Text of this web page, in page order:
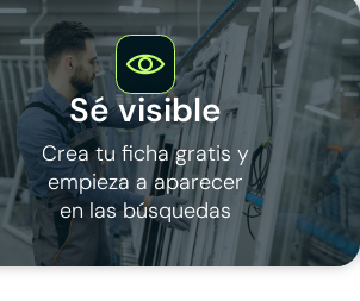
Sé visible
Crea tu ficha gratis y
empieza a aparecer
en las búsquedas